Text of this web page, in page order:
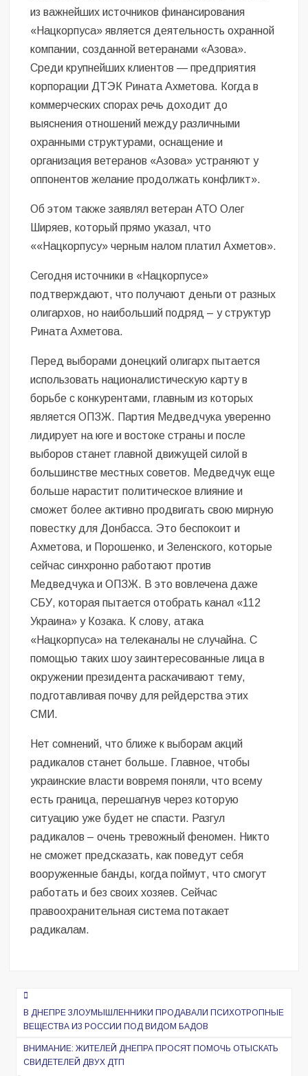
из важнейших источников финансирования
«Нацкорпуса» является деятельность охранной
компании, созданной ветеранами «Азова».
Среди крупнейших клиентов — предприятия
корпорации ДТЭК Рината Ахметова. Когда в
коммерческих спорах речь доходит до
выяснения отношений между различными
охранными структурами, оснащение и
организация ветеранов «Азова» устраняют у
оппонентов желание продолжать конфликт».
Об этом также заявлял ветеран АТО Олег
Ширяев, который прямо указал, что
««Нацкорпусу» черным налом платил Ахметов».
Сегодня источники в «Нацкорпусе»
подтверждают, что получают деньги от разных
олигархов, но наибольший подряд – у структур
Рината Ахметова.
Перед выборами донецкий олигарх пытается
использовать националистическую карту в
борьбе с конкурентами, главным из которых
является ОПЗЖ. Партия Медведчука уверенно
лидирует на юге и востоке страны и после
выборов станет главной движущей силой в
большинстве местных советов. Медведчук еще
больше нарастит политическое влияние и
сможет более активно продвигать свою мирную
повестку для Донбасса. Это беспокоит и
Ахметова, и Порошенко, и Зеленского, которые
сейчас синхронно работают против
Медведчука и ОПЗЖ. В это вовлечена даже
СБУ, которая пытается отобрать канал «112
Украина» у Козака. К слову, атака
«Нацкорпуса» на телеканалы не случайна. С
помощью таких шоу заинтересованные лица в
окружении президента раскачивают тему,
подготавливая почву для рейдерства этих
СМИ.
Нет сомнений, что ближе к выборам акций
радикалов станет больше. Главное, чтобы
украинские власти вовремя поняли, что всему
есть граница, перешагнув через которую
ситуацию уже будет не спасти. Разгул
радикалов – очень тревожный феномен. Никто
не сможет предсказать, как поведут себя
вооруженные банды, когда поймут, что смогут
работать и без своих хозяев. Сейчас
правоохранительная система потакает
радикалам.
Навигация
по
записям
В ДНЕПРЕ ЗЛОУМЫШЛЕННИКИ ПРОДАВАЛИ ПСИХОТРОПНЫЕ
ВЕЩЕСТВА ИЗ РОССИИ ПОД ВИДОМ БАДОВ
ВНИМАНИЕ: ЖИТЕЛЕЙ ДНЕПРА ПРОСЯТ ПОМОЧЬ ОТЫСКАТЬ
СВИДЕТЕЛЕЙ ДВУХ ДТП